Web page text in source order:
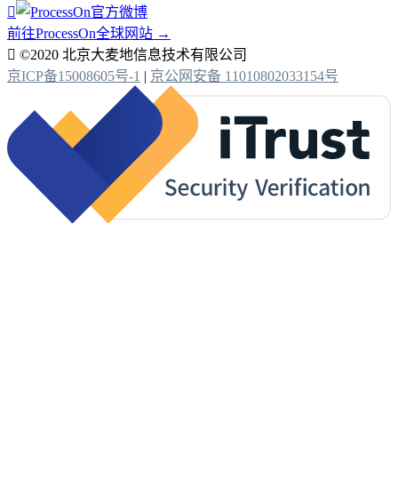

前往ProcessOn全球网站 →
 ©2020 北京大麦地信息技术有限公司
京ICP备15008605号-1 | 京公网安备 11010802033154号